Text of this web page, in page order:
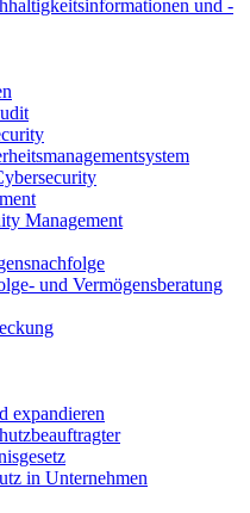
und -
Management
und Vermögensberatung
expandieren
in Unternehmen